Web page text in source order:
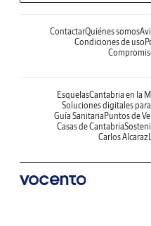
ContactarQuiénes somos
Condiciones de uso
EsquelasCantabria en la
Soluciones digitales
Guía Sanitaria Puntos de
Casas de Cantabria
Carlos Alcaraz